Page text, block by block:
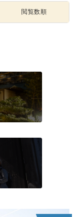
閲覧数順